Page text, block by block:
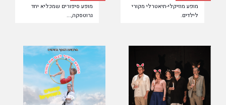
מופע מוזיקלי-תיאטרלי מקורי
לילדים.
מופע סיפורים שמכליא יחד
גרוטסקה,...